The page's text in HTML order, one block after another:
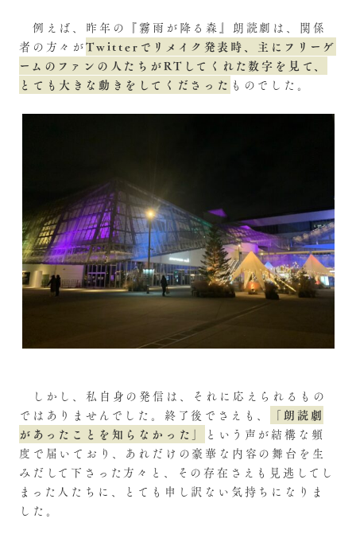
例えば、昨年の『霧雨が降る森』朗読劇は、関係
者の方々がTwitterでリメイク発表時、主にフリーゲ
ームのファンの人たちがRTしてくれた数字を見て、
とても大きな動きをしてくださった ものでした。
しかし、私自身の発信は、それに応えられるもの
ではありませんでした。終了後でさえも、
「朗読劇
があったことを知らなかった」
という声が結構な頻
度で届いており、あれだけの豪華な内容の舞台を生
みだして下さった方々と、その存在さえも見逃してし
まった人たちに、とても申し訳ない気持ちになりま
した。